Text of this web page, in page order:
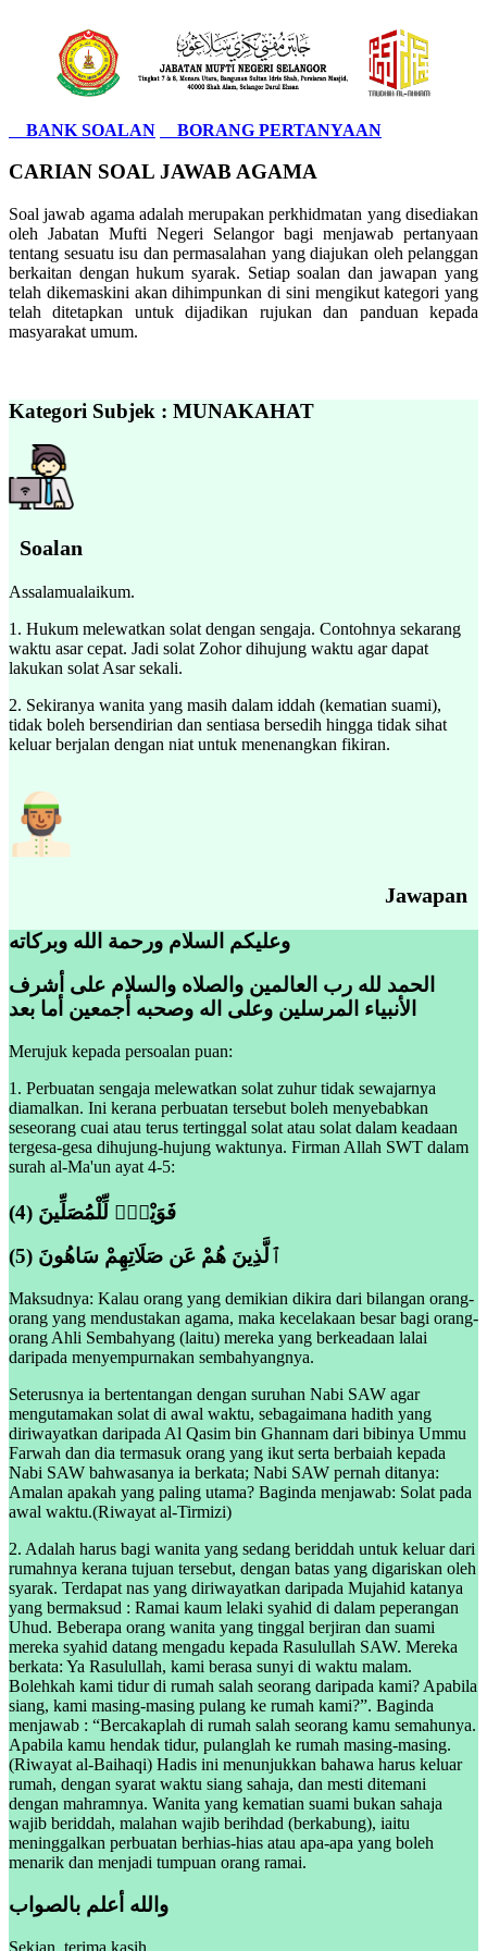
BANK SOALAN BORANG PERTANYAAN
CARIAN SOAL JAWAB AGAMA
Soal jawab agama adalah merupakan perkhidmatan yang disediakan
oleh Jabatan Mufti Negeri Selangor bagi menjawab pertanyaan
tentang sesuatu isu dan permasalahan yang diajukan oleh pelanggan
berkaitan dengan hukum syarak. Setiap soalan dan jawapan yang
telah dikemaskini akan dihimpunkan di sini mengikut kategori yang
telah ditetapkan untuk dijadikan rujukan dan panduan kepada
masyarakat umum.
Kategori Subjek : MUNAKAHAT
Soalan
Assalamualaikum.
1. Hukum melewatkan solat dengan sengaja. Contohnya sekarang
waktu asar cepat. Jadi solat Zohor dihujung waktu agar dapat
lakukan solat Asar sekali.
2. Sekiranya wanita yang masih dalam iddah (kematian suami),
tidak boleh bersendirian dan sentiasa bersedih hingga tidak sihat
keluar berjalan dengan niat untuk menenangkan fikiran.
Jawapan
الحمد لله رب العالمين والصلاه والسلام على أشرف
الأنبياء المرسلين وعلى اله وصحبه أجمعين أما بعد
Merujuk kepada persoalan puan:
1. Perbuatan sengaja melewatkan solat zuhur tidak sewajarnya
diamalkan. Ini kerana perbuatan tersebut boleh menyebabkan
seseorang cuai atau terus tertinggal solat atau solat dalam keadaan
tergesa-gesa dihujung-hujung waktunya. Firman Allah SWT dalam
surah al-Ma'un ayat 4-5:
(4) فَوَيْلٌۭ لِّلْمُصَلِّينَ
(5) ٱلَّذِينَ هُمْ عَن صَلَاتِهِمْ سَاهُونَ
Maksudnya: Kalau orang yang demikian dikira dari bilangan orang-
orang yang mendustakan agama, maka kecelakaan besar bagi orang-
orang Ahli Sembahyang (laitu) mereka yang berkeadaan lalai
daripada menyempurnakan sembahyangnya.
Seterusnya ia bertentangan dengan suruhan Nabi SAW agar
mengutamakan solat di awal waktu, sebagaimana hadith yang
diriwayatkan daripada Al Qasim bin Ghannam dari bibinya Ummu
Farwah dan dia termasuk orang yang ikut serta berbaiah kepada
Nabi SAW bahwasanya ia berkata; Nabi SAW pernah ditanya:
Amalan apakah yang paling utama? Baginda menjawab: Solat pada
awal waktu.(Riwayat al-Tirmizi)
2. Adalah harus bagi wanita yang sedang beriddah untuk keluar dari
rumahnya kerana tujuan tersebut, dengan batas yang digariskan oleh
syarak. Terdapat nas yang diriwayatkan daripada Mujahid katanya
yang bermaksud : Ramai kaum lelaki syahid di dalam peperangan
Uhud. Beberapa orang wanita yang tinggal berjiran dan suami
mereka syahid datang mengadu kepada Rasulullah SAW. Mereka
berkata: Ya Rasulullah, kami berasa sunyi di waktu malam.
Bolehkah kami tidur di rumah salah seorang daripada kami? Apabila
siang, kami masing-masing pulang ke rumah kami?”. Baginda
menjawab : “Bercakaplah di rumah salah seorang kamu semahunya.
Apabila kamu hendak tidur, pulanglah ke rumah masing-masing.
(Riwayat al-Baihaqi) Hadis ini menunjukkan bahawa harus keluar
rumah, dengan syarat waktu siang sahaja, dan mesti ditemani
dengan mahramnya. Wanita yang kematian suami bukan sahaja
wajib beriddah, malahan wajib berihdad (berkabung), iaitu
meninggalkan perbuatan berhias-hias atau apa-apa yang boleh
menarik dan menjadi tumpuan orang ramai.
والله أعلم بالصواب
Sekian, terima kasih.